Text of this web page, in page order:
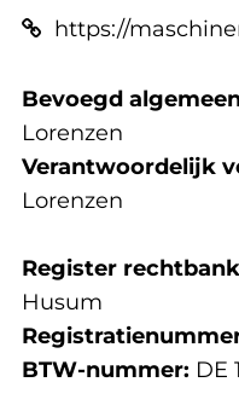
https://
Bevoegd
Lorenzen
Verantwoordelijk
Lorenzen
Register
Husum
BTW-nummer: DE